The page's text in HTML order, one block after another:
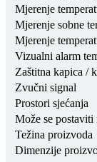
Mjerenje
Mjerenje sobne
Mjerenje
Vizualni alarm
Zaštitna kapica /
Zvučni signal
Prostori sjećanja
Može se postaviti
Težina proizvoda
Dimenzije